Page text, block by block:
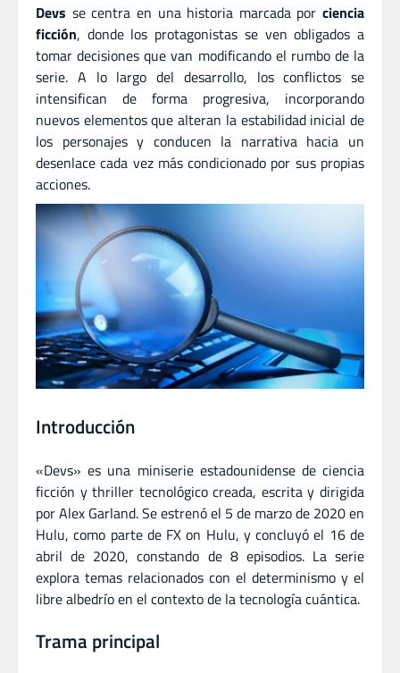
Devs se centra en una historia marcada por ciencia
ficción, donde los protagonistas se ven obligados a
tomar decisiones que van modificando el rumbo de la
serie. A lo largo del desarrollo, los conflictos se
intensifican de forma progresiva, incorporando
nuevos elementos que alteran la estabilidad inicial de
los personajes y conducen la narrativa hacia un
desenlace cada vez más condicionado por sus propias
acciones.
Introducción
«Devs» es una miniserie estadounidense de ciencia
ficción y thriller tecnológico creada, escrita y dirigida
por Alex Garland.Se estrenó el 5 de marzo de 2020 en
Hulu, como parte de FX on Hulu, y concluyó el 16 de
abril de 2020, constando de 8 episodios. La serie
explora temas relacionados con el determinismo y el
libre albedrío en el contexto de la tecnología cuántica.
Trama principal